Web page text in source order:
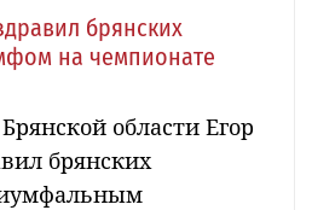
брянских
на чемпионате
области Егор
брянских